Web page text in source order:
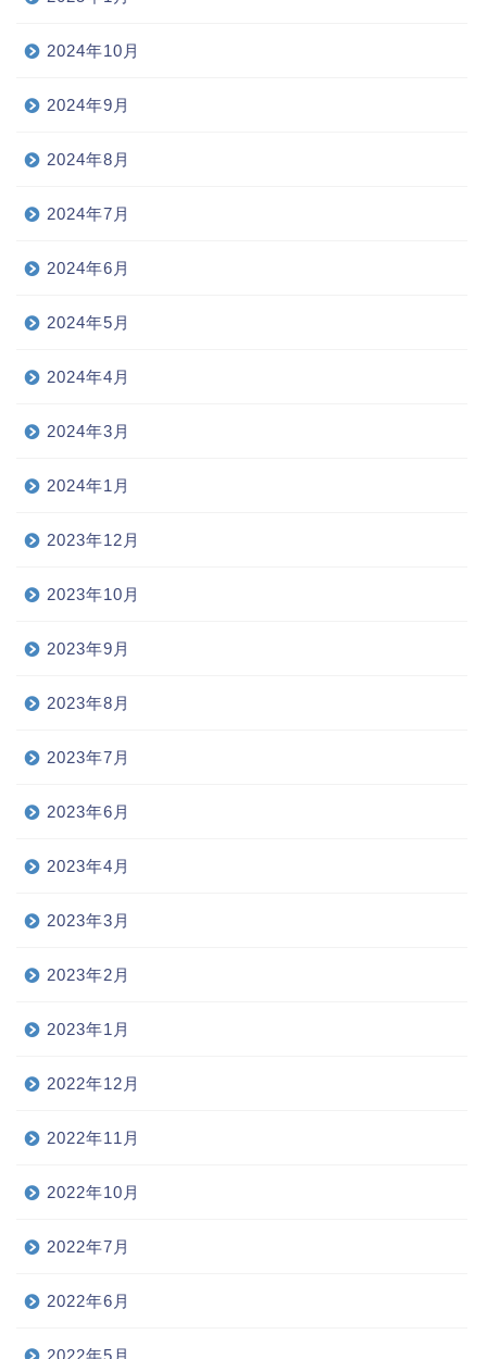
2024年10月
2024年9月
2024年8月
2024年7月
2024年6月
2024年5月
2024年4月
2024年3月
2024年1月
2023年12月
2023年10月
2023年9月
2023年8月
2023年7月
2023年6月
2023年4月
2023年3月
2023年2月
2023年1月
2022年12月
2022年11月
2022年10月
2022年7月
2022年6月
2022年5月